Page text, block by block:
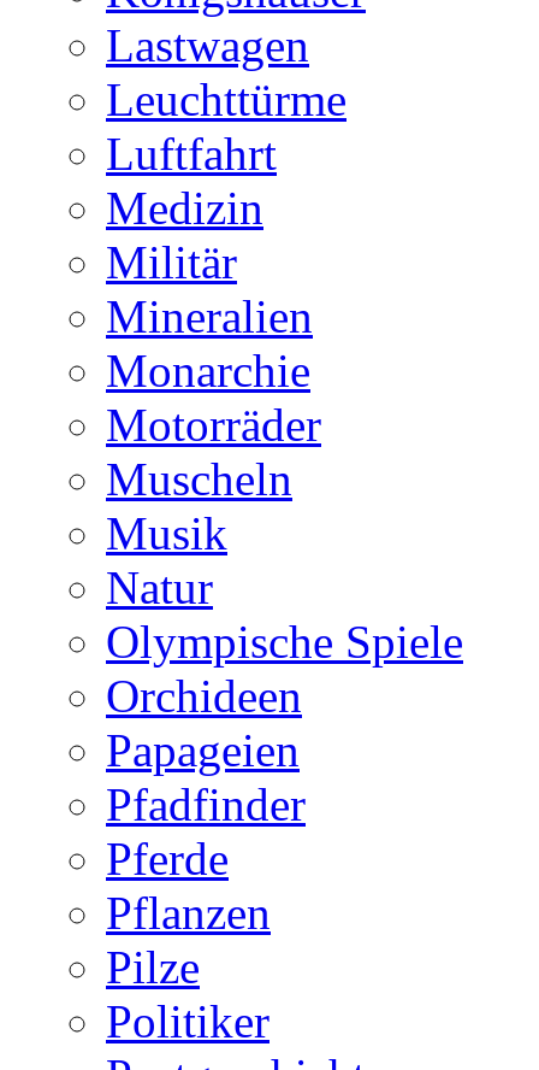
Lastwagen
Leuchttürme
Luftfahrt
Medizin
Militär
Mineralien
Monarchie
Motorräder
Muscheln
Musik
Natur
Olympische Spiele
Orchideen
Papageien
Pfadfinder
Pferde
Pflanzen
Pilze
Politiker